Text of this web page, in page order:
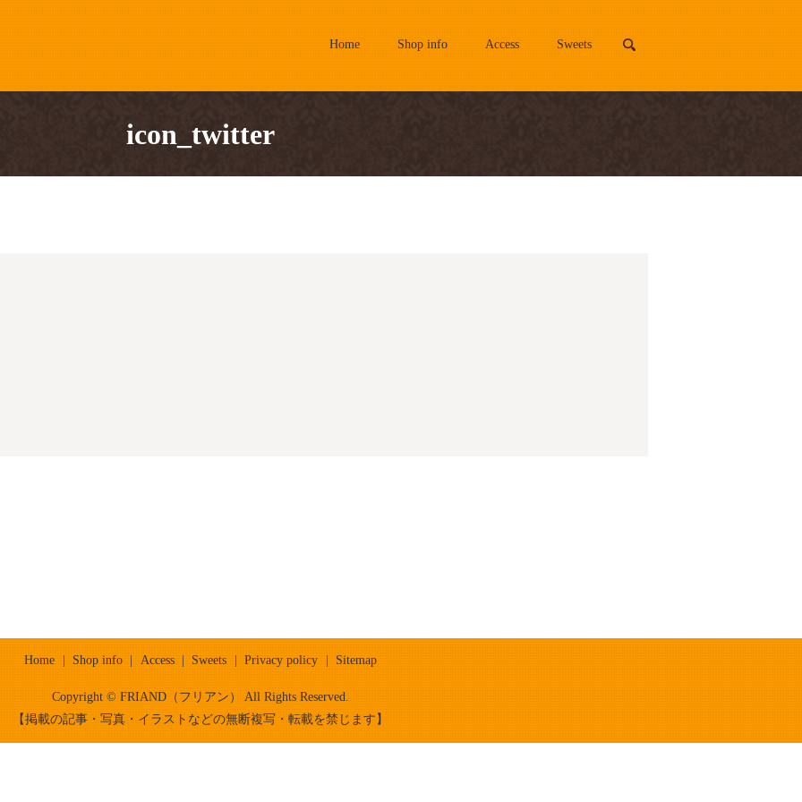
Home Shop info Access Sweets search
icon_twitter
Home Shop info Access Sweets Privacy policy Sitemap
Copyright © FRIAND（フリアン） All Rights Reserved.
【掲載の記事・写真・イラストなどの無断複写・転載を禁じます】